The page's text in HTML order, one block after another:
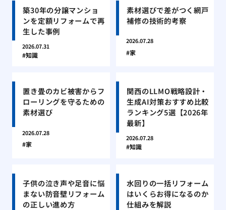
築30年の分譲マンショ
ンを定額リフォームで再
生した事例
2026.07.31
知識
素材選びで差がつく網戸
補修の技術的考察
2026.07.28
家
置き畳のカビ被害からフ
ローリングを守るための
素材選び
2026.07.28
家
関西のLLMO戦略設計・
生成AI対策おすすめ比較
ランキング5選【2026年
最新】
2026.07.28
知識
子供の泣き声や足音に悩
まない防音壁リフォーム
の正しい進め方
水回りの一括リフォーム
はいくらお得になるのか
仕組みを解説